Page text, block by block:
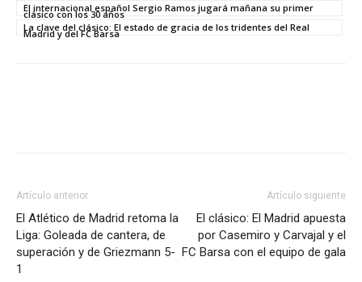
El internacional español Sergio Ramos jugará mañana su primer
clásico con los 30 años
La clave del clásico: El estado de gracia de los tridentes del Real
Madrid y del FC Barsa
Artículo anterior
El Atlético de Madrid retoma la
Liga: Goleada de cantera, de
superación y de Griezmann 5-
1
Artículo siguiente
El clásico: El Madrid apuesta
por Casemiro y Carvajal y el
FC Barsa con el equipo de gala